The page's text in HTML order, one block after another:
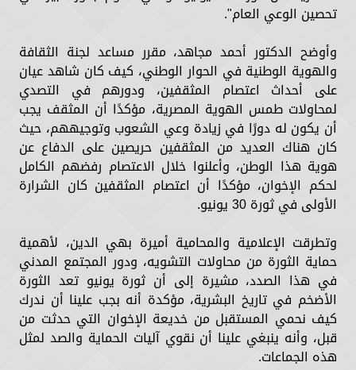
تحصين الوعي العام".
وأوضح الدكتور أحمد مجاهد، مقرر مساعد لجنة الثقافة
والهوية الوطنية في الحوار الوطني، كيف كان شاهد عيان
على أحداث اعتصام المثقفين، ودورهم في التصدي
لمحاولات طمس الهوية المصرية، مؤكدًا أن المثقف يجب
أن يكون له دورًا في زيادة وعي الشعوب وتوجيههم، حيث
كان هناك العديد من المثقفين حريصين على الدفاع عن
هوية هذا الوطن، وأعلنوا خلال الاعتصام رفضهم الكامل
لحكم الإخوان، مؤكدًا أن اعتصام المثقفين كان الشرارة
الأولى في ثورة 30 يونيو.
وتطرقت الإعلامية والمحامية أميرة بهي الدين، لأهمية
حماية الثورة من محاولات التشويه، ودور المجتمع المدني
في هذا الصدد، مشيرة إلى أن ثورة يونيو تعد الثورة
الأضخم في تاريخ البشرية، مؤكدة أنه بجب علينا أن ندرك
كيف نحمي المستقبل من خديعة الإخوان التي حدثت من
قبل، وأنه ينبغي علينا أن نقوي آليات الحماية والصد لمثل
هذه الجماعات.